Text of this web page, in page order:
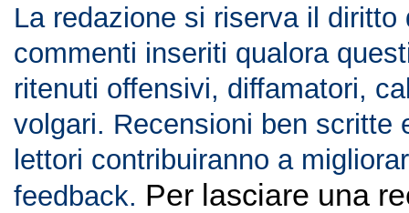
La redazione si riserva il diritto
commenti inseriti qualora
ritenuti offensivi, diffamatori,
volgari. Recensioni ben scritte
lettori contribuiranno a
feedback. Per lasciare una